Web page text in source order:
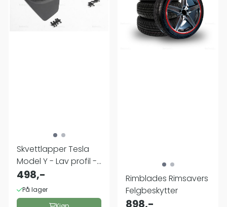
Skvettlapper Tesla
Model Y - Lav profil -
(4 stk) ...
498,-
På lager
Rimblades Rimsavers
Felgbeskytter
898,-